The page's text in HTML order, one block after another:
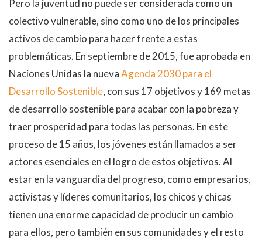
Pero la juventud no puede ser considerada como un
colectivo vulnerable, sino como uno de los principales
activos de cambio para hacer frente a estas
problemáticas. En septiembre de 2015, fue aprobada en
Naciones Unidas la nuevaAgenda 2030 para el
Desarrollo Sostenible, con sus 17 objetivos y 169 metas
de desarrollo sostenible para acabar con la pobreza y
traer prosperidad para todas las personas. En este
proceso de 15 años, los jóvenes están llamados a ser
actores esenciales en el logro de estos objetivos. Al
estar en la vanguardia del progreso, como empresarios,
activistas y líderes comunitarios, los chicos y chicas
tienen una enorme capacidad de producir un cambio
para ellos, pero también en sus comunidades y el resto